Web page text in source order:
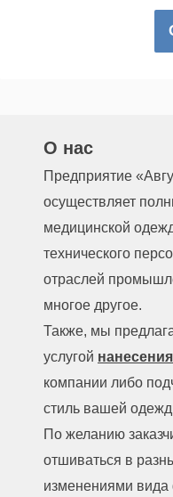
О нас
Предприятие
осуществляет
медицинской
технического
отраслей
многое другое.
Также, мы
услугой
компании либо
стиль вашей
По желанию
отшиваться в
изменениями вида